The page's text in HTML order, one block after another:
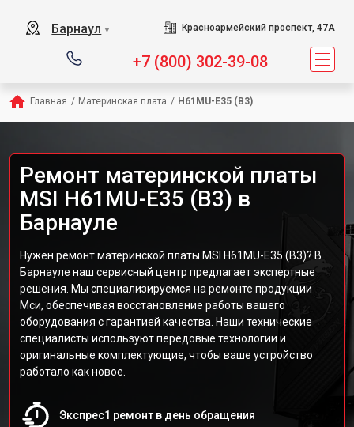
Барнаул ▼ Красноармейский проспект, 47А
+7 (800) 302-39-08
Главная / Материнская плата / H61MU-E35 (B3)
Ремонт материнской платы
MSI H61MU-E35 (B3) в
Барнауле
Нужен ремонт материнской платы MSI H61MU-E35 (B3)? В
Барнауле наш сервисный центр предлагает экспертные
решения. Мы специализируемся на ремонте продукции
Мси, обеспечивая восстановление работы вашего
оборудования с гарантией качества. Наши технические
специалисты используют передовые технологии и
оригинальные комплектующие, чтобы ваше устройство
работало как новое.
Экспрес1 ремонт в день обращения